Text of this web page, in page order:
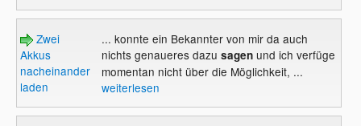
Zwei
Akkus
nacheinander
laden
... konnte ein Bekannter von mir da auch
nichts genaueres dazu sagenund ich verfüge
momentan nicht über die Möglichkeit, ...
weiterlesen